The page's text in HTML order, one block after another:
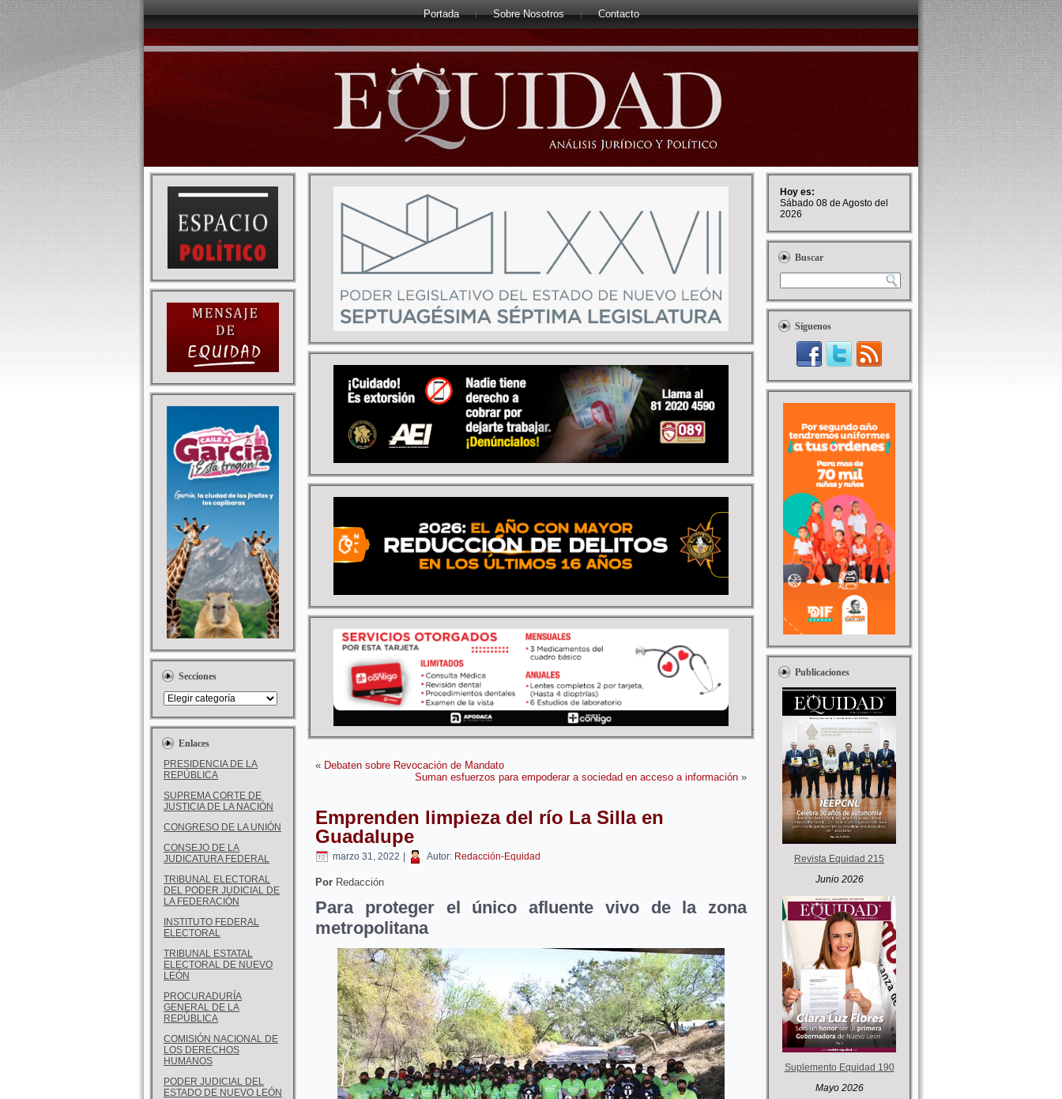
Portada Sobre Nosotros Contacto
Secciones
Enlaces
PRESIDENCIA DE LA
REPÚBLICA
SUPREMA CORTE DE
JUSTICIA DE LA NACIÓN
CONGRESO DE LA UNIÓN
CONSEJO DE LA
JUDICATURA FEDERAL
TRIBUNAL ELECTORAL
DEL PODER JUDICIAL DE
LA FEDERACIÓN
INSTITUTO FEDERAL
ELECTORAL
TRIBUNAL ESTATAL
ELECTORAL DE NUEVO
LEÓN
PROCURADURÍA
GENERAL DE LA
REPÚBLICA
COMISIÓN NACIONAL DE
LOS DERECHOS
HUMANOS
PODER JUDICIAL DEL
ESTADO DE NUEVO LEÓN
« Debaten sobre Revocación de Mandato
Suman esfuerzos para empoderar a sociedad en acceso a información »
Emprenden limpieza del río La Silla en
Guadalupe
marzo 31, 2022 Autor: Redacción-Equidad
Por Redacción
Para proteger el único afluente vivo de la zona
metropolitana
Hoy es:
Sábado 08 de Agosto del
2026
Buscar
Síguenos
Publicaciones
Revista Equidad 215
Junio 2026
Suplemento Equidad 190
Mayo 2026